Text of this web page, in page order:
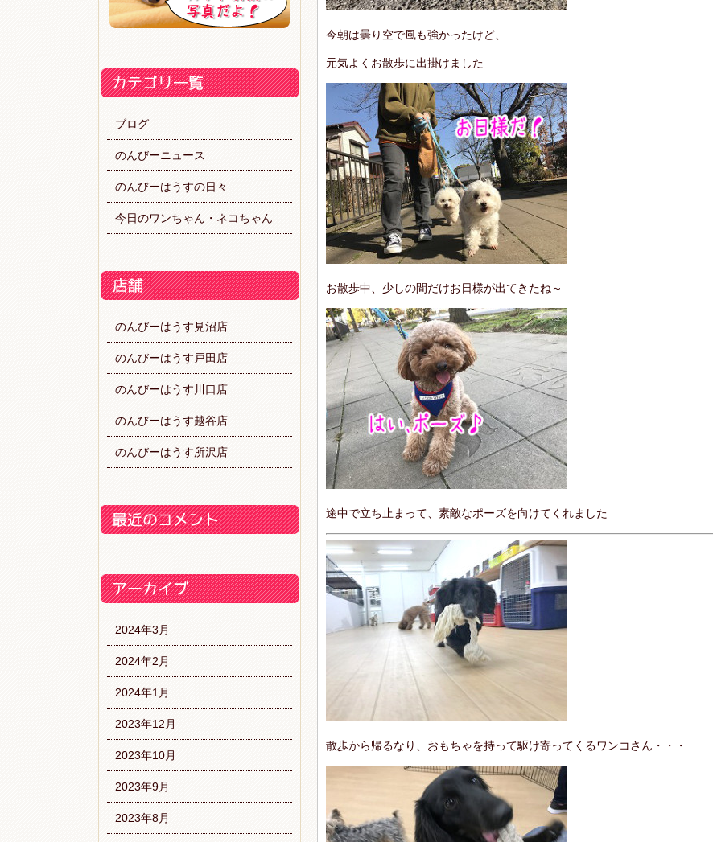
ブログ
のんびーニュース
のんびーはうすの日々
今日のワンちゃん・ネコちゃん
のんびーはうす見沼店
のんびーはうす戸田店
のんびーはうす川口店
のんびーはうす越谷店
のんびーはうす所沢店
2024年3月
2024年2月
2024年1月
2023年12月
2023年10月
2023年9月
2023年8月
今朝は曇り空で風も強かったけど、
元気よくお散歩に出掛けました
お散歩中、少しの間だけお日様が出てきたね～
途中で立ち止まって、素敵なポーズを向けてくれました
散歩から帰るなり、おもちゃを持って駆け寄ってくるワンコさん・・・